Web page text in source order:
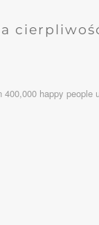
400,000 happy people